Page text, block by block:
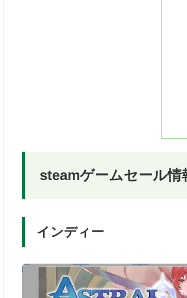
steamゲームセール情
インディー